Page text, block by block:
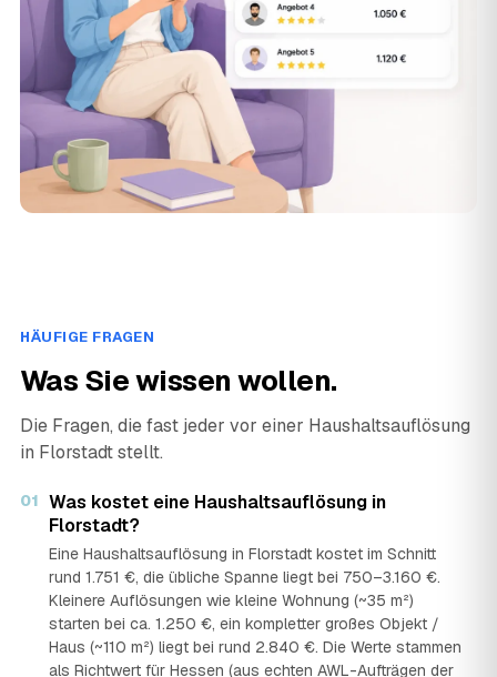
HÄUFIGE FRAGEN
Was Sie wissen wollen.
Die Fragen, die fast jeder vor einer Haushaltsauflösung
in Florstadt stellt.
01 Was kostet eine Haushaltsauflösung in
Florstadt?
Eine Haushaltsauflösung in Florstadt kostet im Schnitt
rund 1.751 €, die übliche Spanne liegt bei 750–3.160 €.
Kleinere Auflösungen wie kleine Wohnung (~35 m²)
starten bei ca. 1.250 €, ein kompletter großes Objekt /
Haus (~110 m²) liegt bei rund 2.840 €. Die Werte stammen
als Richtwert für Hessen (aus echten AWL-Aufträgen der